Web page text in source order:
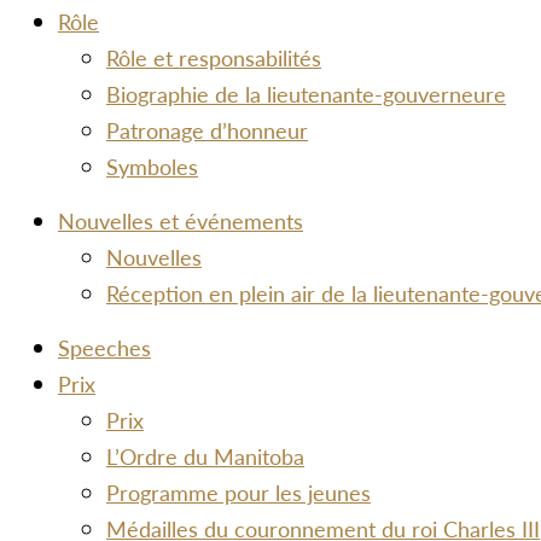
Rôle
Rôle et responsabilités
Biographie de la lieutenante-gouverneure
Patronage d’honneur
Symboles
Nouvelles et événements
Nouvelles
Réception en plein air de la lieutenante-
Speeches
Prix
Prix
L’Ordre du Manitoba
Programme pour les jeunes
Médailles du couronnement du roi Charles III